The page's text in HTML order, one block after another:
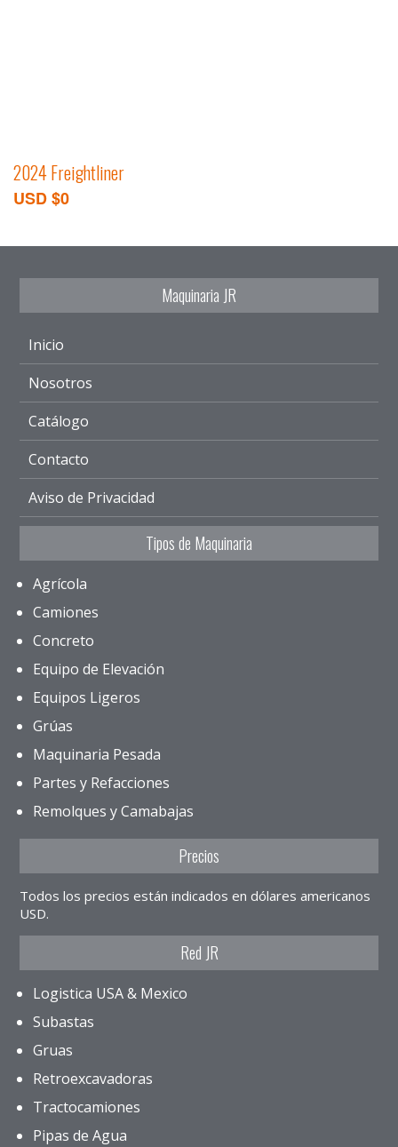
2024 Freightliner
USD $0
Maquinaria JR
Inicio
Nosotros
Catálogo
Contacto
Aviso de Privacidad
Tipos de Maquinaria
Agrícola
Camiones
Concreto
Equipo de Elevación
Equipos Ligeros
Grúas
Maquinaria Pesada
Partes y Refacciones
Remolques y Camabajas
Precios
Todos los precios están indicados en dólares americanos
USD.
Red JR
Logistica USA & Mexico
Subastas
Gruas
Retroexcavadoras
Tractocamiones
Pipas de Agua